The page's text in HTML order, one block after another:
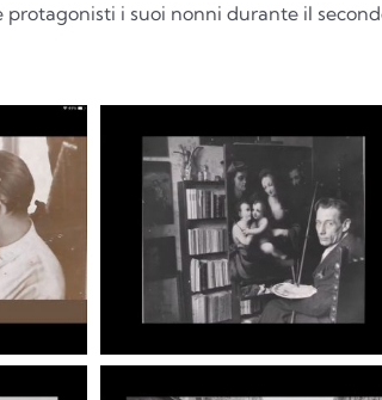
i suoi nonni durante il